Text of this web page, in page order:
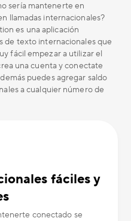
sería mantenerte en
llamadas internacionales?
es una aplicación
de texto internacionales que
fácil empezar a utilizar el
una cuenta y conectate
puedes agregar saldo
a cualquier número de
fáciles y
conectado se